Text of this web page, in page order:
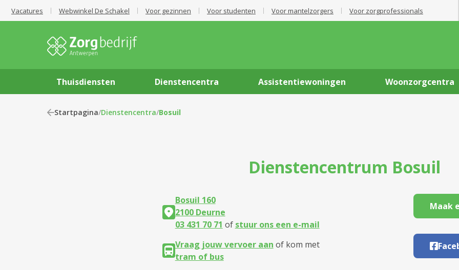
Vacatures Webwinkel De Schakel Voor gezinnen Voor studenten Voor mantelzorgers Voor zorgprofessionals
Thuisdiensten Dienstencentra Assistentiewoningen Woonzorgcentra
Startpagina/Dienstencentra/Bosuil
Dienstencentrum Bosuil
Bosuil 160
2100 Deurne
03 431 70 71 of stuur ons een e-mail
Vraag jouw vervoer aan of kom met
tram of bus
Maak